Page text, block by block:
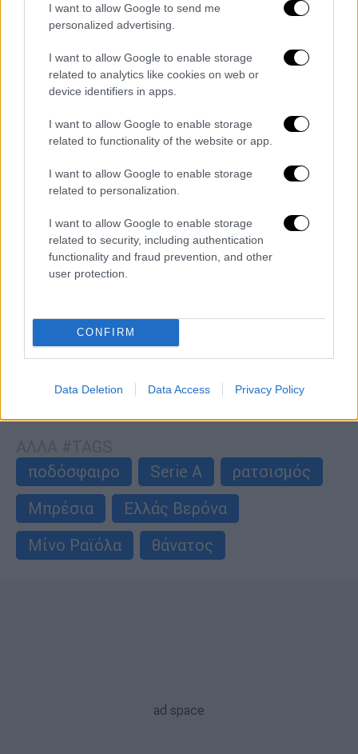
I want to allow Google to send me
personalized advertising.
I want to allow Google to enable storage
related to analytics like cookies on web or
device identifiers in apps.
I want to allow Google to enable storage
related to functionality of the website or app.
I want to allow Google to enable storage
related to personalization.
I want to allow Google to enable storage
related to security, including authentication
functionality and fraud prevention, and other
user protection.
CONFIRM
Data Deletion Data Access Privacy Policy
Αθλητισμός |28.03.2019 13:37
Μουάζ Κιν: Το σύµβολο της νέας Ιταλίας
πετυχαίνει το 5ο γκολ της Ιταλίας κόντρα
στο\ Λιχτενστάιν) σχεδιάζει για το Euro
2020 ο Ροµπέρτο Μαντσίνι
ποδόσφαιρο
Serie A
ρατσισμός
Μπρέσια
Ελλάς Βερόνα
Μίνο Ραϊόλα
θάνατος